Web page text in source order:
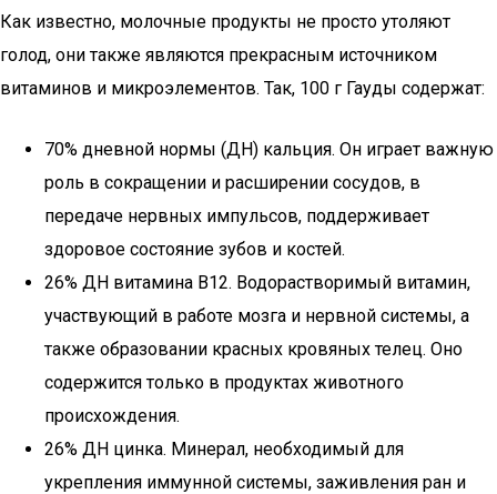
Как известно, молочные продукты не просто утоляют
голод, они также являются прекрасным источником
витаминов и микроэлементов. Так, 100 г Гауды содержат:
70% дневной нормы (ДН) кальция. Он играет важную
роль в сокращении и расширении сосудов, в
передаче нервных импульсов, поддерживает
здоровое состояние зубов и костей.
26% ДН витамина B12. Водорастворимый витамин,
участвующий в работе мозга и нервной системы, а
также образовании красных кровяных телец. Оно
содержится только в продуктах животного
происхождения.
26% ДН цинка. Минерал, необходимый для
укрепления иммунной системы, заживления ран и